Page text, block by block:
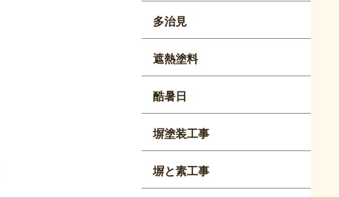
多治見
遮熱塗料
酷暑日
塀塗装工事
塀と素工事